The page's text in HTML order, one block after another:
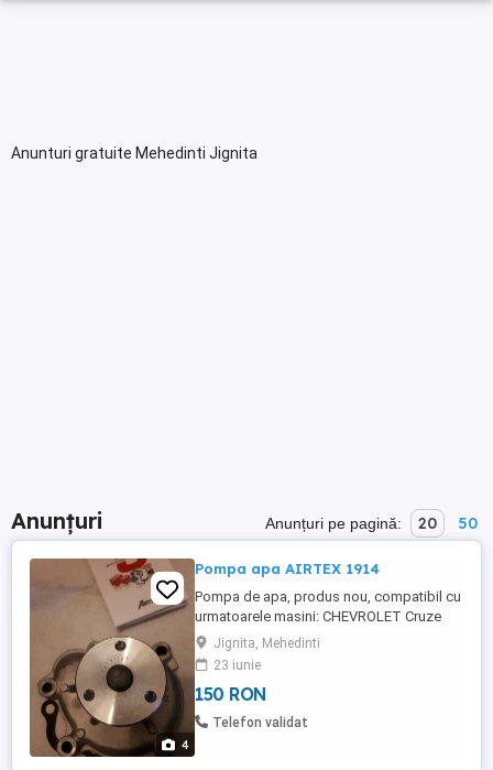
Anunturi gratuite Mehedinti Jignita
Anunțuri Anunțuri pe pagină: 20 50
4
Pompa apa AIRTEX 1914
Pompa de apa, produs nou, compatibil cu
urmatoarele masini: CHEVROLET Cruze
CHEVROLET Cruze (J300) 96KW / 131CP
1.7 diesel CHEVROLET Cruze (J305) 96KW
/ 131CP 1.7 diesel CHEVROLET Cruze
(J308) 96KW / 131CP 1.7 diesel OPEL
Astra OPEL Astra () 81KW / 110CP 1.7
Jignita, Mehedinti
23 iunie
150 RON
Telefon validat